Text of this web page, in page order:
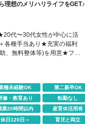
理想のメリハリライフをGET♪
代〜30代女性が中心に活
各種手当あり★充実の福利
、無料整体等)を用意★フレ
種未経験OK 第二新卒OK
修・教育あり 転勤なし
業20時間以内 産育休活用有
休日120日～ 育児と両立